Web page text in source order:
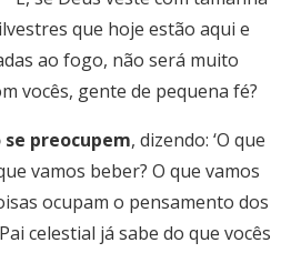
que hoje estão aqui e
ao fogo, não será muito
vocês, gente de pequena fé?
preocupem, dizendo: ‘O que
vamos beber? O que vamos
ocupam o pensamento dos
celestial já sabe do que vocês